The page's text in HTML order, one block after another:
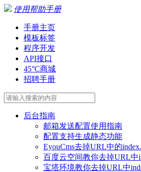
使用帮助手册
手册主页
模板标签
程序开发
API接口
45°C商城
招聘手册
后台指南
邮箱发送配置使用指南
配置支持生成静态功能
EyouCms去掉URL中的
百度云空间教你去掉URL中
宝塔环境教你去掉URL中